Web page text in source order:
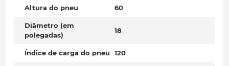
Altura do pneu 60
Diâmetro (em
polegadas)
18
Índice de carga do pneu 120